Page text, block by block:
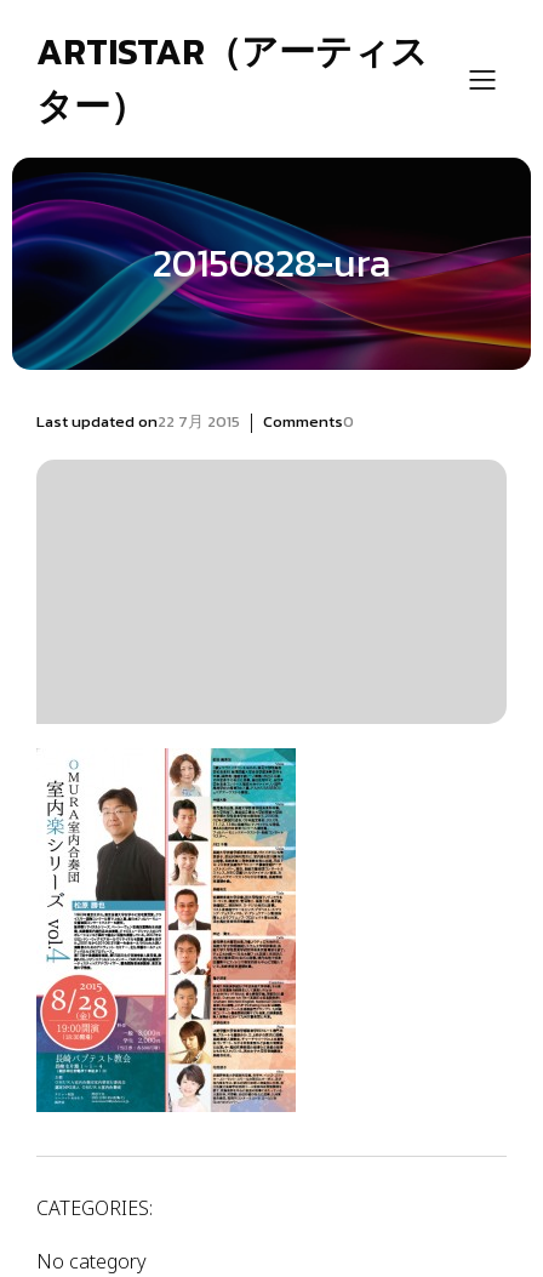
ARTISTAR（アーティス
ター）
20150828-ura
Last updated on22 7月 2015 | Comments0
CATEGORIES:
No category